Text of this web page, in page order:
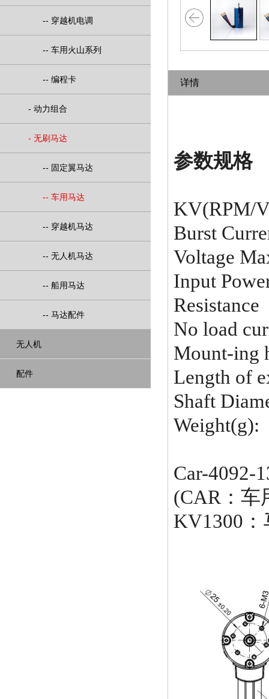
-- 穿越机电调
-- 车用火山系列
-- 编程卡
- 动力组合
- 无刷马达
-- 固定翼马达
-- 车用马达
-- 穿越机马达
-- 无人机马达
-- 船用马达
-- 马达配件
无人机
配件
详情
参数规格
Burst
Voltage
Input
No load
Mount-
Length of
Shaft
Weight(g):
Car-4092-
(CAR：车
KV1300